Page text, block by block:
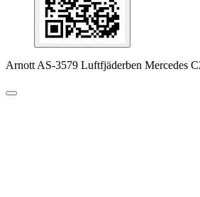
Arnott AS-3579 Luftfjäderben Mercedes